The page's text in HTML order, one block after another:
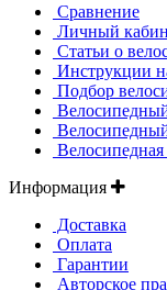
Сравнение
Личный
Статьи о
Инструкции
Подбор
Велосипедная
Информация
Доставка
Оплата
Гарантии
Авторское